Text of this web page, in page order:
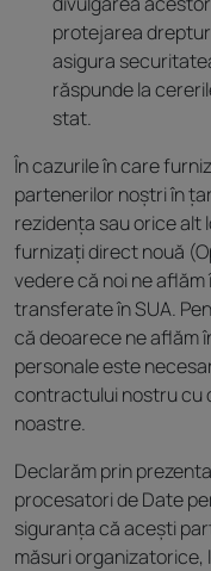
protejarea
asigura
răspunde la
stat.
În cazurile în care
partenerilor noștri în
rezidența sau orice alt
furnizați direct nouă
vedere că noi ne aflăm
transferate în SUA.
că deoarece ne aflăm
personale este
contractului nostru cu
noastre.
Declarăm prin
procesatori de Date
siguranța că acești
măsuri